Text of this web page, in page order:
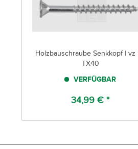
Holzbauschraube Senkkopf | vz
TX40
VERFÜGBAR
34,99 € *